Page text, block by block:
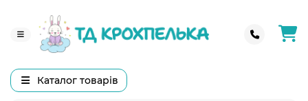
Каталог товарів